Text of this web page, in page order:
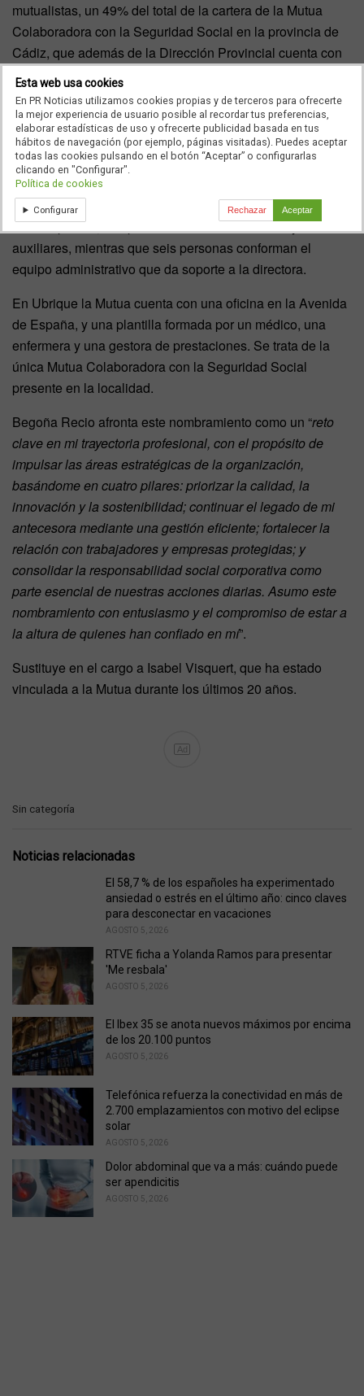
mutualistas, un 49% del total de la cartera de la Mutua
Colaboradora con la Seguridad Social en la provincia de
Cádiz, que además de la Dirección Provincial cuenta con
delegaciones en La Línea de la Concepción y Algeciras.
La delegación de Jerez de la Frontera, en la céntrica calle
José Cádiz Salvatierra, cuenta con tres consultas médicas,
una de enfermería, una de fisioterapia, sala de
yesos/curas, sala de rayos X y área administrativa.
Su equipo sanitario está compuesto por tres médicos, dos
fisioterapeutas, dos profesionales de enfermería y dos
auxiliares, mientras que seis personas conforman el
equipo administrativo que da soporte a la directora.
En Ubrique la Mutua cuenta con una oficina en la Avenida
de España, y una plantilla formada por un médico, una
enfermera y una gestora de prestaciones. Se trata de la
única Mutua Colaboradora con la Seguridad Social
presente en la localidad.
Begoña Recio afronta este nombramiento como un “reto
clave en mi trayectoria profesional, con el propósito de
impulsar las áreas estratégicas de la organización,
basándome en cuatro pilares: priorizar la calidad, la
innovación y la sostenibilidad; continuar el legado de mi
antecesora mediante una gestión eficiente; fortalecer la
relación con trabajadores y empresas protegidas; y
consolidar la responsabilidad social corporativa como
parte esencial de nuestras acciones diarias. Asumo este
nombramiento con entusiasmo y el compromiso de estar a
la altura de quienes han confiado en mí”.
Sustituye en el cargo a Isabel Visquert, que ha estado
vinculada a la Mutua durante los últimos 20 años.
Ad
C
e
Sin categoría
Noticias relacionadas
El 58,7 % de los españoles ha experimentado
ansiedad o estrés en el último año: cinco claves
para desconectar en vacaciones
AGOSTO 5, 2026
RTVE ficha a Yolanda Ramos para presentar
'Me resbala'
AGOSTO 5, 2026
El Ibex 35 se anota nuevos máximos por encima
de los 20.100 puntos
AGOSTO 5, 2026
Telefónica refuerza la conectividad en más de
2.700 emplazamientos con motivo del eclipse
solar
AGOSTO 5, 2026
Dolor abdominal que va a más: cuándo puede
ser apendicitis
AGOSTO 5, 2026
Esta web usa cookies
En PR Noticias utilizamos cookies propias y de terceros para ofrecerte
la mejor experiencia de usuario posible al recordar tus preferencias,
elaborar estadísticas de uso y ofrecerte publicidad basada en tus
hábitos de navegación (por ejemplo, páginas visitadas). Puedes aceptar
todas las cookies pulsando en el botón “Aceptar” o configurarlas
clicando en "Configurar".
Política de cookies
Configurar Rechazar Aceptar